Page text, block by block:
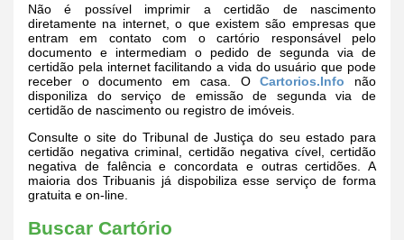
Não é possível imprimir a certidão de nascimento
diretamente na internet, o que existem são empresas que
entram em contato com o cartório responsável pelo
documento e intermediam o pedido de segunda via de
certidão pela internet facilitando a vida do usuário que pode
receber o documento em casa. OCartorios.Info não
disponiliza do serviço de emissão de segunda via de
certidão de nascimento ou registro de imóveis.
Consulte o site do Tribunal de Justiça do seu estado para
certidão negativa criminal, certidão negativa cível, certidão
negativa de falência e concordata e outras certidões. A
maioria dos Tribuanis já dispobiliza esse serviço de forma
gratuita e on-line.
Buscar Cartório